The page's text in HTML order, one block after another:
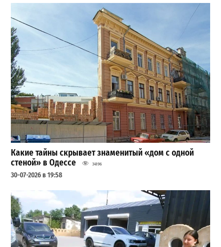
Какие тайны скрывает знаменитый «дом с одной
стеной» в Одессе
34196
30-07-2026 в 19:58